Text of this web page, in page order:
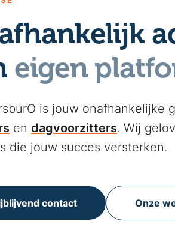
eigen
is jouw onafhankelijke
en dagvoorzitters. Wij
die jouw succes versterken.
contact Onze